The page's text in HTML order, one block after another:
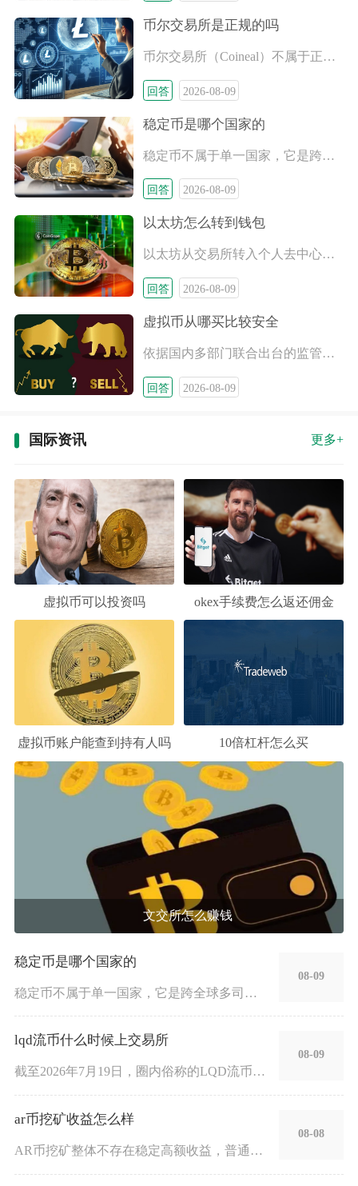
币尔交易所是正规的吗
币尔交易所（Coineal）不属于正规合规交易平台，无论是面
回答 2026-08-09
稳定币是哪个国家的
稳定币不属于单一国家，它是跨全球多司法辖区共同运营的加密金融
回答 2026-08-09
以太坊怎么转到钱包
以太坊从交易所转入个人去中心化钱包，核心流程为获取ERC原生
回答 2026-08-09
虚拟币从哪买比较安全
依据国内多部门联合出台的监管文件，比特币、泰达币、以太坊等各
回答 2026-08-09
国际资讯 更多+
虚拟币可以投资吗 okex手续费怎么返还佣金
虚拟币账户能查到持有人吗 10倍杠杆怎么买
文交所怎么赚钱
稳定币是哪个国家的
稳定币不属于单一国家，它是跨全球多司法辖区共同运营的加密金融
08-09
lqd流币什么时候上交易所
截至2026年7月19日，圈内俗称的LQD流币暂无确定的中心
08-09
ar币挖矿收益怎么样
AR币挖矿整体不存在稳定高额收益，普通散户小规模自建节点很难
08-08